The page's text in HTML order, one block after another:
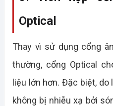
Optical
Thay vì sử dụng cổng
thường, cổng Optical
liệu lớn hơn. Đặc biệt, do
không bị nhiễu xạ bởi